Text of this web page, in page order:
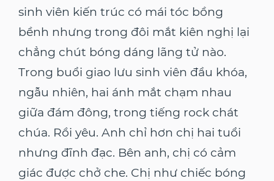
sinh viên kiến trúc có mái tóc bồng
bềnh nhưng trong đôi mắt kiên nghị lại
chẳng chút bóng dáng lãng tử nào.
Trong buổi giao lưu sinh viên đầu khóa,
ngẫu nhiên, hai ánh mắt chạm nhau
giữa đám đông, trong tiếng rock chát
chúa. Rồi yêu. Anh chỉ hơn chị hai tuổi
nhưng đĩnh đạc. Bên anh, chị có cảm
giác được chở che. Chị như chiếc bóng